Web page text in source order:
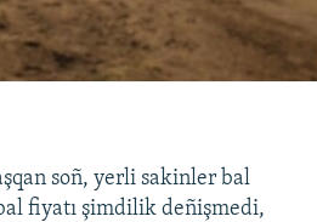
soñ, yerli sakinler bal
fiyatı şimdilik deñişmedi,